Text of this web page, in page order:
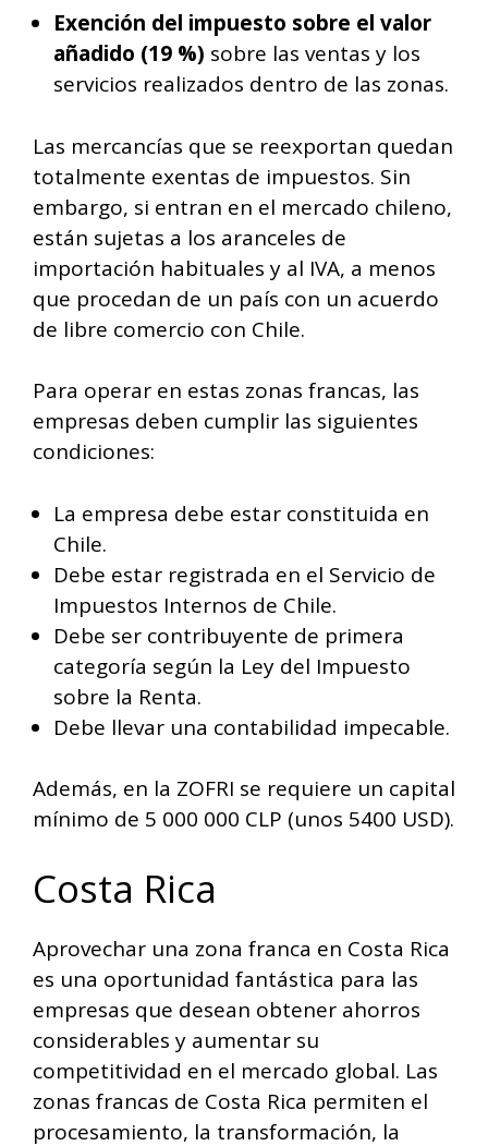
Exención del impuesto sobre el valor
añadido (19 %) sobre las ventas y los
servicios realizados dentro de las zonas.
Las mercancías que se reexportan quedan
totalmente exentas de impuestos. Sin
embargo, si entran en el mercado chileno,
están sujetas a los aranceles de
importación habituales y al IVA, a menos
que procedan de un país con un acuerdo
de libre comercio con Chile.
Para operar en estas zonas francas, las
empresas deben cumplir las siguientes
condiciones:
La empresa debe estar constituida en
Chile.
Debe estar registrada en el Servicio de
Impuestos Internos de Chile.
Debe ser contribuyente de primera
categoría según la Ley del Impuesto
sobre la Renta.
Debe llevar una contabilidad impecable.
Además, en la ZOFRI se requiere un capital
mínimo de 5 000 000 CLP (unos 5400 USD).
Costa Rica
Aprovechar una zona franca en Costa Rica
es una oportunidad fantástica para las
empresas que desean obtener ahorros
considerables y aumentar su
competitividad en el mercado global. Las
zonas francas de Costa Rica permiten el
procesamiento, la transformación, la